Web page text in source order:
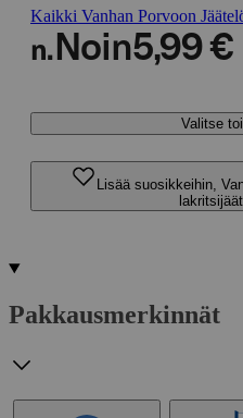
Kaikki Vanhan Porvoon
n. Noin5,99 €
Valitse
Lisää suosikkeihin,
Pakkausmerkinnät